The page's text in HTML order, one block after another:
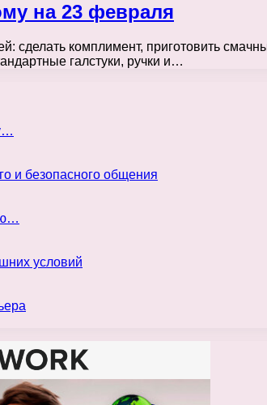
на 23 февраля
комплимент, приготовить
галстуки, ручки и…
и безопасного общения
условий